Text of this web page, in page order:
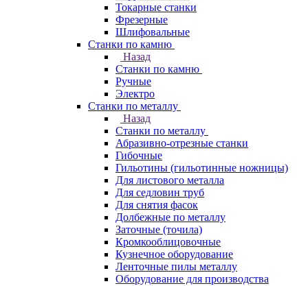
Токарные станки
Фрезерные
Шлифовальные
Станки по камню
Назад
Станки по камню
Ручные
Электро
Станки по металлу
Назад
Станки по металлу
Абразивно-отрезные станки
Гибочные
Гильотины (гильотинные ножницы)
Для листового металла
Для седловин труб
Для снятия фасок
Долбежные по металлу
Заточные (точила)
Кромкооблицовочные
Кузнечное оборудование
Ленточные пилы металлу
Оборудование для производства